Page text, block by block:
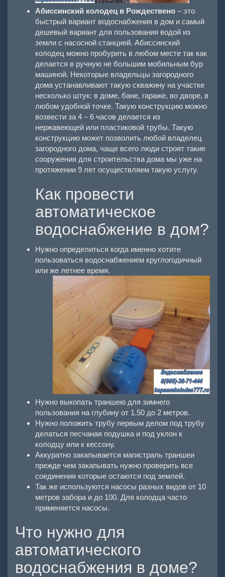
Абиссинский колодец в Рождествено – это
быстрый вариант водоснабжения в дом и самый
дешевый вариант для пользования водой из
земли с насосной станцией. Абиссинский
колодец можно пробурить в любом месте так как
делается в ручную не большим мобильным бур
машиной. Некоторые владельцы загородного
дома устанавливают такую скважину на участке
несколько штук: в доме, бане, гараже, во дворе, в
любом удобной точке. Такую конструкцию можно
возвести за 4 – 6 часов делается из
нержавеющей или пластиковой трубы. Такую
конструкцию может позволить любой владелец
загородного дома, чаще всего люди строят такие
сооружения для строительства дома мы уже на
протяжении 9 лет осуществляем такую услугу.
Как провести
автоматическое
водоснабжение в дом?
Нужно определиться когда именно хотите
пользоваться водоснабжением круглогодичный
или же летнее время.
Нужно выкопать траншею для зимнего
пользования на глубину от 1.50 до 2 метров.
Нужно положить трубу первым делом под трубу
делаться песчаная подушка и под уклон к
колодцу или к кессону.
Аккуратно закапывается магистраль траншеи
прежде чем закапывать нужно проверить все
соединения которые остаются под землей.
Так же используются насосы разных видов от 10
метров забора и до 100. Для колодца часто
применяется насосы.
Что нужно для
автоматического
водоснабжения в доме?